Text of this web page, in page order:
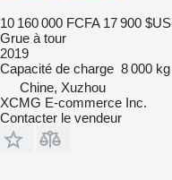
10 160 000 FCFA 17 900 $US
Grue à tour
2019
Capacité de charge 8 000 kg
Chine, Xuzhou
XCMG E-commerce Inc.
Contacter le vendeur